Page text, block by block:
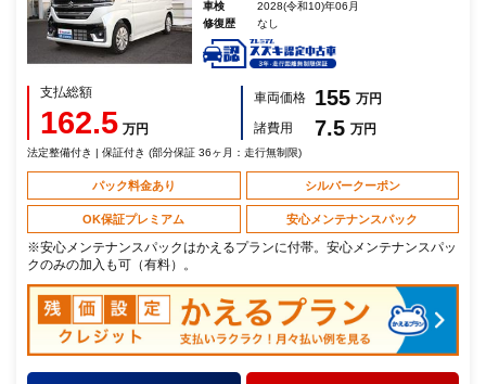
車検
2028(令和10)年06月
修復歴
なし
支払総額
162.5 万円
車両価格 155 万円
諸費用
7.5 万円
法定整備付き | 保証付き (部分保証 36ヶ月：走行無制限)
パック料金あり シルバークーポン
OK保証プレミアム 安心メンテナンスパック
※安心メンテナンスパックはかえるプランに付帯。安心メンテナンスパッ
クのみの加入も可（有料）。